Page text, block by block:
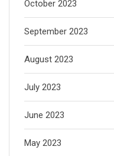
October 2023
September 2023
August 2023
July 2023
June 2023
May 2023